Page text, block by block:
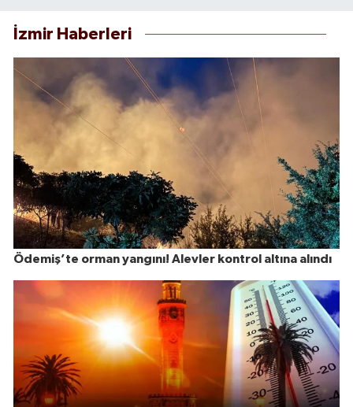
İzmir Haberleri
Ödemiş’te orman yangını! Alevler kontrol altına alındı